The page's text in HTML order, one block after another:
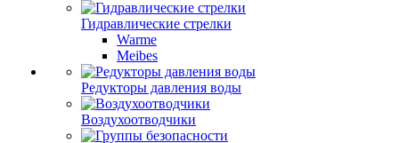
Гидравлические стрелки
Warme
Meibes
Редукторы давления воды
Воздухоотводчики